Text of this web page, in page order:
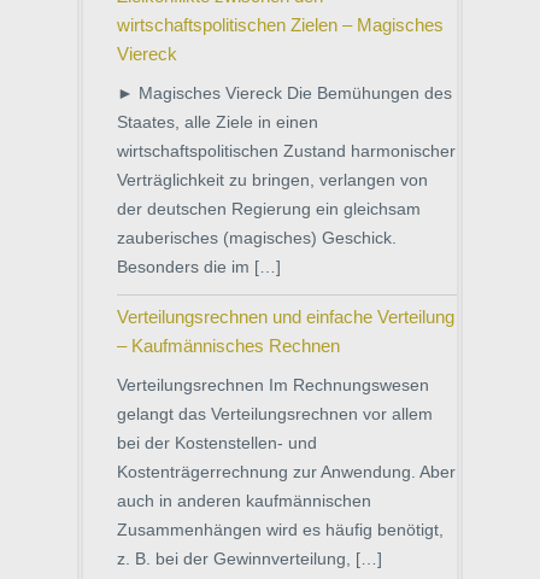
wirtschaftspolitischen Zielen – Magisches
Viereck
► Magisches Viereck Die Bemühungen des
Staates, alle Ziele in einen
wirtschaftspolitischen Zustand harmonischer
Verträglichkeit zu bringen, verlangen von
der deutschen Regierung ein gleichsam
zauberisches (magisches) Geschick.
Besonders die im […]
Verteilungsrechnen und einfache Verteilung
– Kaufmännisches Rechnen
Verteilungsrechnen Im Rechnungswesen
gelangt das Verteilungsrechnen vor allem
bei der Kostenstellen- und
Kostenträgerrechnung zur Anwendung. Aber
auch in anderen kaufmännischen
Zusammenhängen wird es häufig benötigt,
z. B. bei der Gewinnverteilung, […]